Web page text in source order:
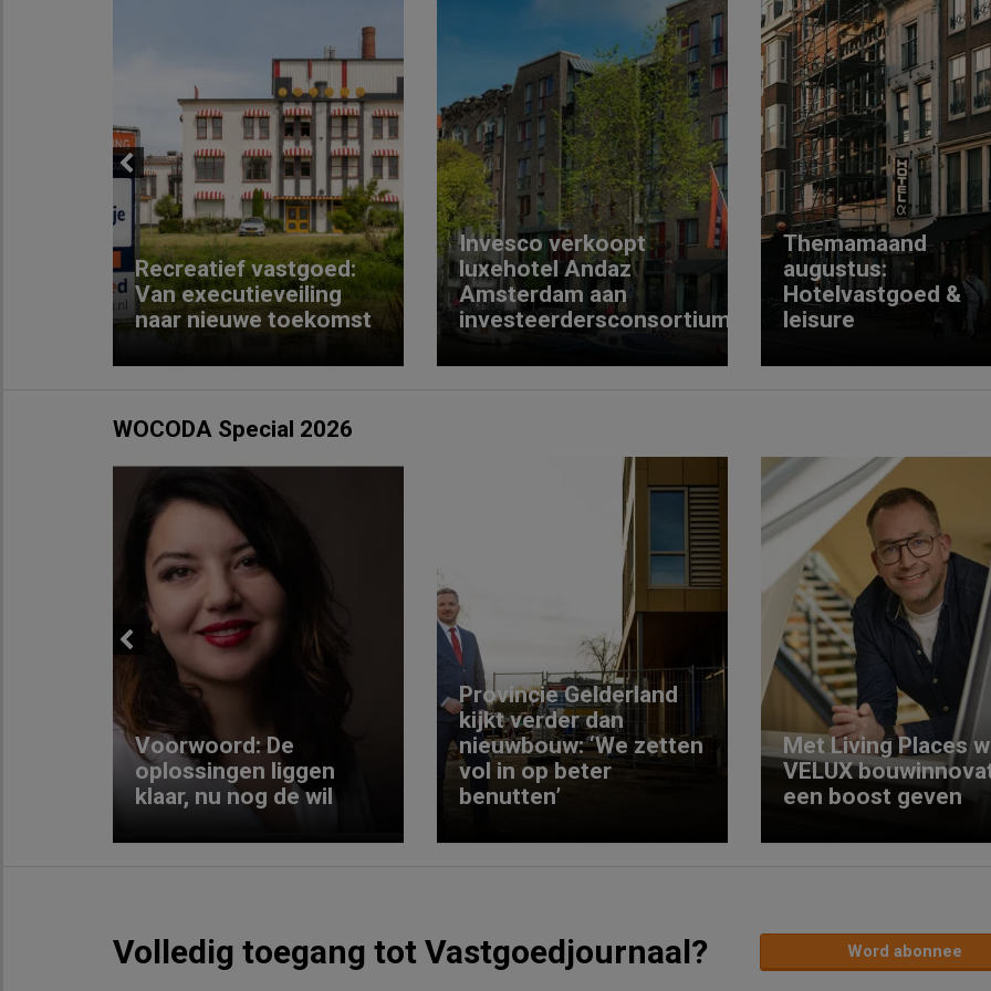
Previous
Recreatief vastgoed:
Van executieveiling
naar nieuwe toekomst
Invesco verkoopt
luxehotel Andaz
Amsterdam aan
investeerdersconsortium
Themamaand
augustus:
Hotelvastgoed &
leisure
WOCODA Special 2026
Previous
Voorwoord: De
oplossingen liggen
klaar, nu nog de wil
Provincie Gelderland
kijkt verder dan
nieuwbouw: ‘We zetten
vol in op beter
benutten’
Met Living Places
VELUX
een boost geven
Volledig toegang tot Vastgoedjournaal? Word abonnee